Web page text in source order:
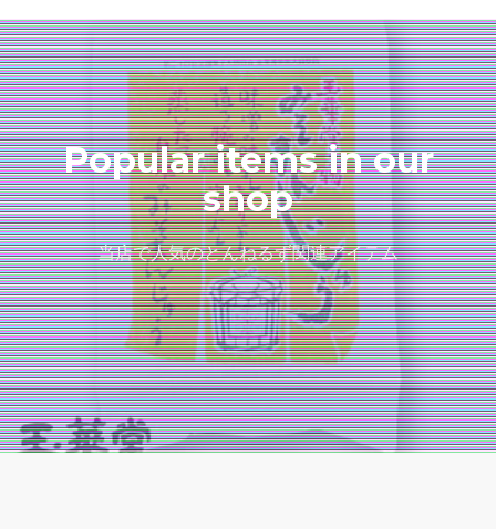
Popular items in our
shop
当店で人気のとんねるず関連アイテム